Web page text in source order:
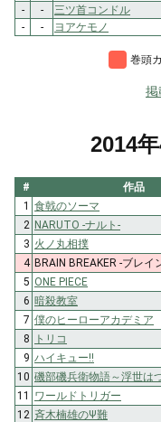
-
- 三ツ首コンドル
-
- ヨアケモノ
巻頭
掲
2014
#
作品
1 食戟のソーマ
2 NARUTO -ナルト-
3 火ノ丸相撲
4 BRAIN BREAKER -ブレイ
5 ONE PIECE
6 暗殺教室
7 僕のヒーローアカデミア
8
トリコ
9 ハイキュー!!
10 磯部磯兵衛物語～浮世は
11
ワールドトリガー
12 斉木楠雄のΨ難